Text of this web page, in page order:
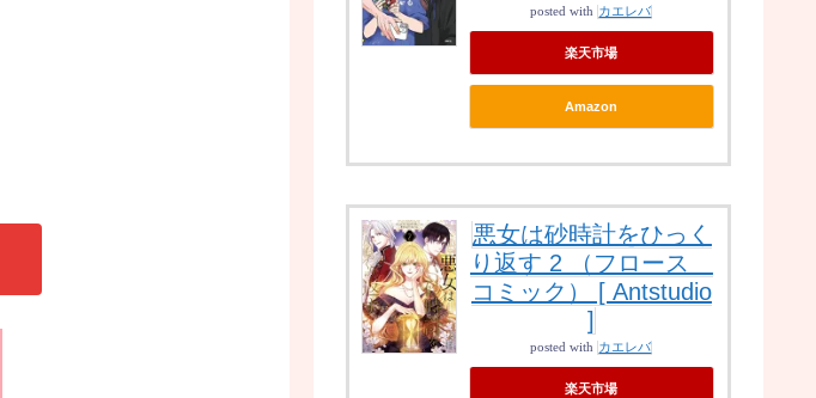
posted with カエレバ
楽天市場
Amazon
悪女は砂時計をひっく
り返す 2 （フロース
コミック） [ Antstudio
]
posted with カエレバ
楽天市場